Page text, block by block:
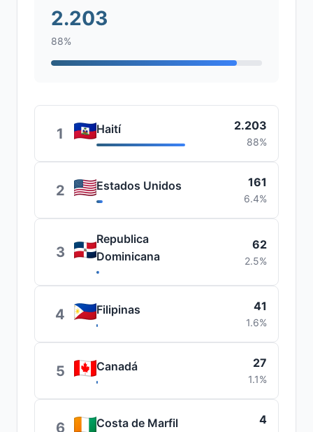
2.203
88%
1 Haití 2.203
88%
2 Estados Unidos 161
6.4%
3
Republica
Dominicana
62
2.5%
4 Filipinas 41
1.6%
5 Canadá 27
1.1%
6 Costa de Marfil 4